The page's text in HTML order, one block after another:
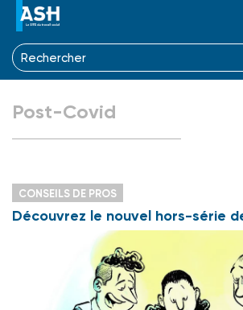
Post-Covid
CONSEILS DE PROS
Découvrez le nouvel hors-série